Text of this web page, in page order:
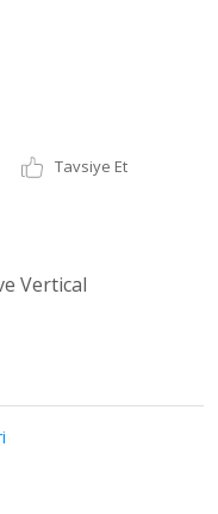
Tavsiye Et
Vertical